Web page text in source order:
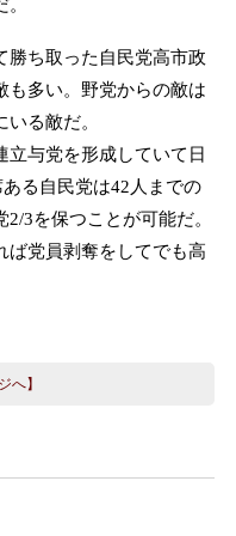
勝ち取った自民党高市政
も多い。野党からの敵は
る敵だ。
与党を形成していて日
る自民党は42人までの
3を保つことが可能だ。
ば党員剥奪をしてでも高
へ】